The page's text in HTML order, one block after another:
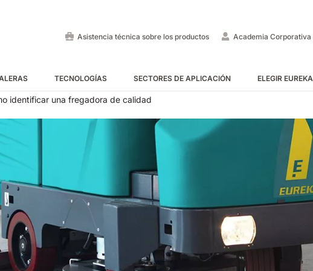
Asistencia técnica sobre los productos Academia Corporativa
TECNOLOGÍAS SECTORES DE APLICACIÓN ELEGIR EUREKA
E55
VER TODAS
E65 E75
VER TODAS
Tigra Rider 1201
VER TODAS
EC52
identificar una fregadora de calidad